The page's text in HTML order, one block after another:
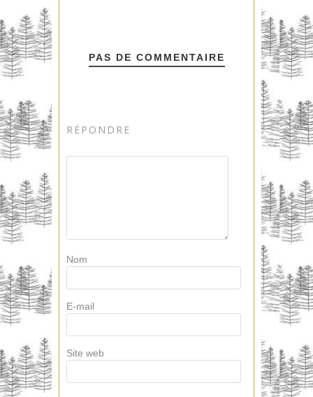
PAS DE COMMENTAIRE
RÉPONDRE
Nom
E-mail
Site web